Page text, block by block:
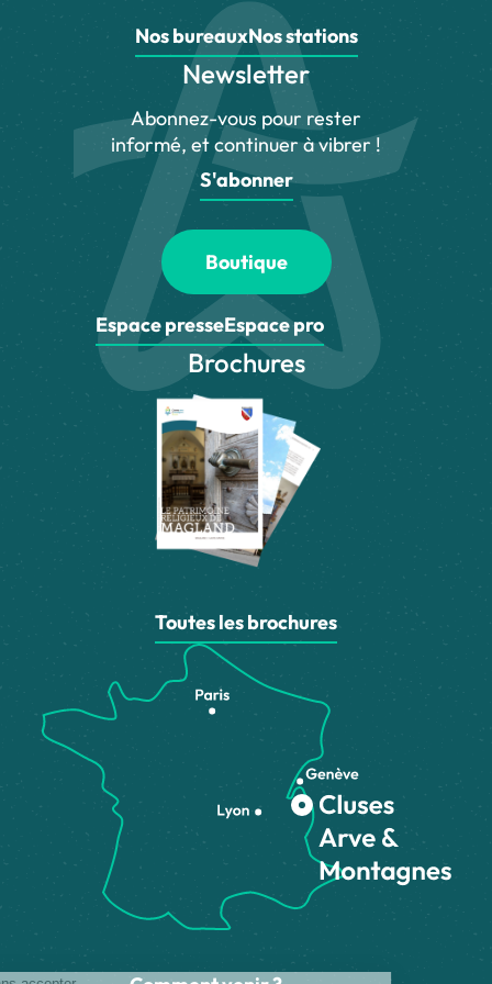
Nos bureauxNos stations
Newsletter
Abonnez-vous pour rester
informé, et continuer à vibrer !
S'abonner
Boutique
Espace presseEspace pro
Brochures
Toutes les brochures